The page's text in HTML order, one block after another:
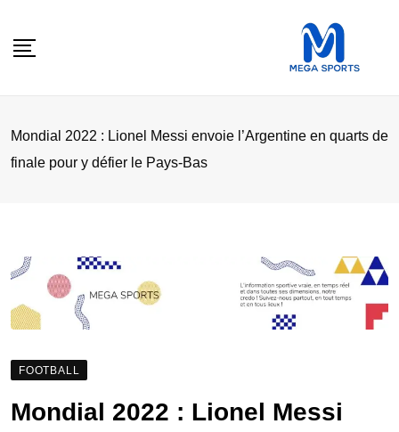
Mondial 2022 : Lionel Messi envoie l’Argentine en quarts de
finale pour y défier le Pays-Bas
FOOTBALL
Mondial 2022 : Lionel Messi